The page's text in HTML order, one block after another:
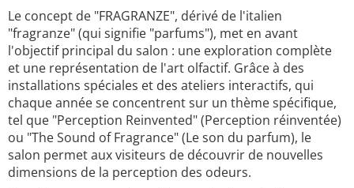
Le concept de "FRAGRANZE", dérivé de l'italien
"fragranze" (qui signifie "parfums"), met en avant
l'objectif principal du salon : une exploration complète
et une représentation de l'art olfactif. Grâce à des
installations spéciales et des ateliers interactifs, qui
chaque année se concentrent sur un thème spécifique,
tel que "Perception Reinvented" (Perception réinventée)
ou "The Sound of Fragrance" (Le son du parfum), le
salon permet aux visiteurs de découvrir de nouvelles
dimensions de la perception des odeurs.